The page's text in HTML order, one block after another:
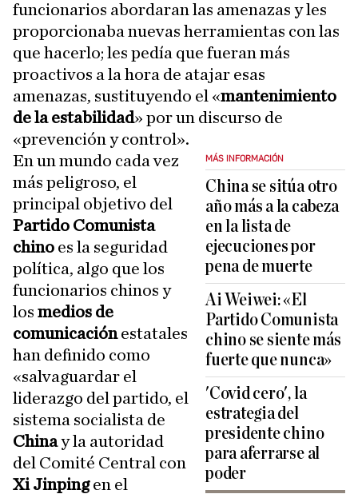
funcionarios abordaran las amenazas y les
proporcionaba nuevas herramientas con las
que hacerlo; les pedía que fueran más
proactivos a la hora de atajar esas
amenazas, sustituyendo el «mantenimiento
de la estabilidad» por un discurso de
«prevención y control».
MÁS INFORMACIÓN
China se sitúa otro
año más a la cabeza
en la lista de
ejecuciones por
pena de muerte
Ai Weiwei: «El
Partido Comunista
chino se siente más
fuerte que nunca»
'Covid cero', la
estrategia del
presidente chino
para aferrarse al
poder
En un mundo cada vez
más peligroso, el
principal objetivo del
Partido Comunista
chino es la seguridad
política, algo que los
funcionarios chinos y
los medios de
comunicaciónestatales
han definido como
«salvaguardar el
liderazgo del partido, el
sistema socialista de
Chinay la autoridad
del Comité Central con
Xi Jinpingen el